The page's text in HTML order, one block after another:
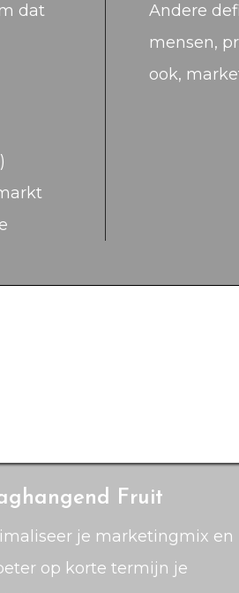
dat
Andere
mensen,
ook,
Fruit
je marketingmix en
op korte termijn je